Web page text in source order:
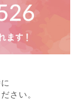
さい。